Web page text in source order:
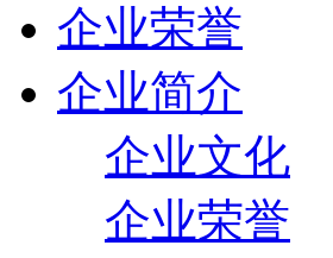
企业荣誉
企业简介
企业文化
企业荣誉